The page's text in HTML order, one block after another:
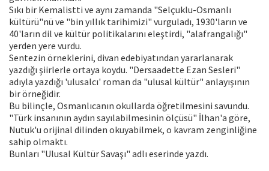
Sıkı bir Kemalistti ve aynı zamanda "Selçuklu-Osmanlı
kültürü"nü ve "bin yıllık tarihimizi" vurguladı, 1930'ların ve
40'ların dil ve kültür politikalarını eleştirdi, "alafrangalığı"
yerden yere vurdu.
Sentezin örneklerini, divan edebiyatından yararlanarak
yazdığı şiirlerle ortaya koydu. "Dersaadette Ezan Sesleri"
adıyla yazdığı 'ulusalcı' roman da "ulusal kültür" anlayışının
bir örneğidir.
Bu bilinçle, Osmanlıcanın okullarda öğretilmesini savundu.
"Türk insanının aydın sayılabilmesinin ölçüsü" İlhan'a göre,
Nutuk'u orijinal dilinden okuyabilmek, o kavram zenginliğine
sahip olmaktı.
Bunları "Ulusal Kültür Savaşı" adlı eserinde yazdı.